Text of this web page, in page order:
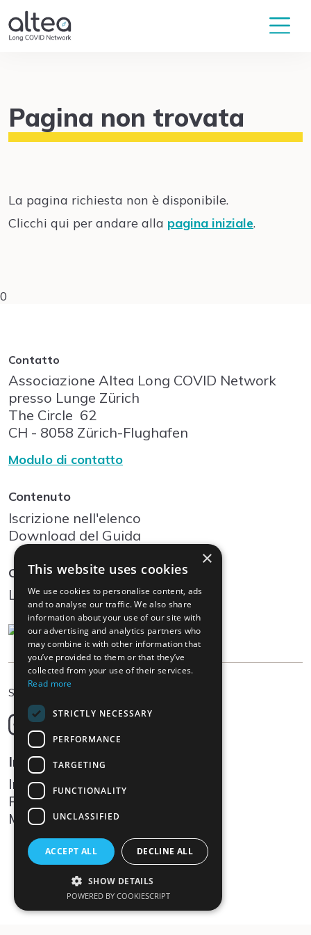
Pagina non trovata
La pagina richiesta non è disponibile.
Clicchi qui per andare alla pagina iniziale.
0
Contatto
Associazione Altea Long COVID Network
presso Lunge Zürich
The Circle 62
CH - 8058 Zürich-Flughafen
Modulo di contatto
Contenuto
Iscrizione nell'elenco
Download del Guida
Community
Log In
Scegliere la lingua
Deutsch
English
Français
Italiano
Informazioni legali
Impressum
Protezione dei dati
Media
×
This website uses cookies
We use cookies to personalise content, ads
and to analyse our traffic. We also share
information about your use of our site with
our advertising and analytics partners who
may combine it with other information that
you’ve provided to them or that they’ve
collected from your use of their services.
Read more
STRICTLY NECESSARY
PERFORMANCE
TARGETING
FUNCTIONALITY
UNCLASSIFIED
ACCEPT ALL DECLINE ALL
SHOW DETAILS
POWERED BY COOKIESCRIPT